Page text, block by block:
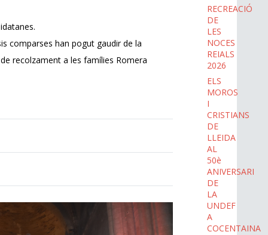
comparses han pogut gaudir de la
recolzament a les famílies Romera
RECREACIÓ
DE
LES
NOCES
REIALS
2026
ELS
MOROS
I
CRISTIANS
DE
LLEIDA
AL
50è
ANIVERSARI
DE
LA
UNDEF
A
COCENTAINA